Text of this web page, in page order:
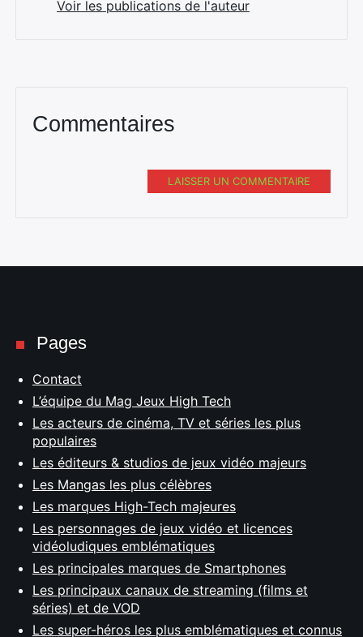
Voir les publications de l'auteur
Commentaires
LAISSER UN COMMENTAIRE
Pages
Contact
L’équipe du Mag Jeux High Tech
Les acteurs de cinéma, TV et séries les plus
populaires
Les éditeurs & studios de jeux vidéo majeurs
Les Mangas les plus célèbres
Les marques High-Tech majeures
Les personnages de jeux vidéo et licences
vidéoludiques emblématiques
Les principales marques de Smartphones
Les principaux canaux de streaming (films et
séries) et de VOD
Les super-héros les plus emblématiques et connus